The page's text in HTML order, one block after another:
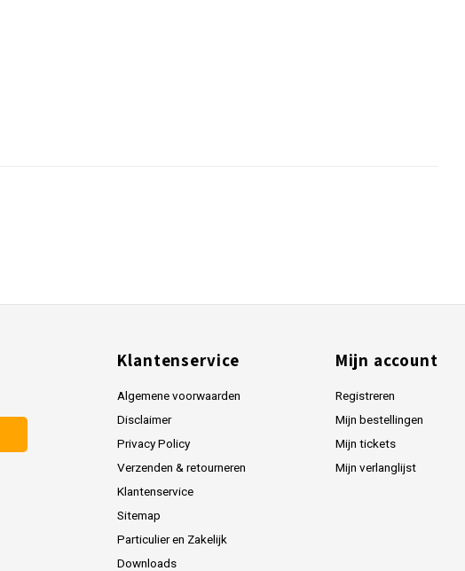
Klantenservice
Algemene voorwaarden
Disclaimer
Privacy Policy
Verzenden & retourneren
Klantenservice
Sitemap
Particulier en Zakelijk
Downloads
Mijn account
Registreren
Mijn bestellingen
Mijn tickets
Mijn verlanglijst